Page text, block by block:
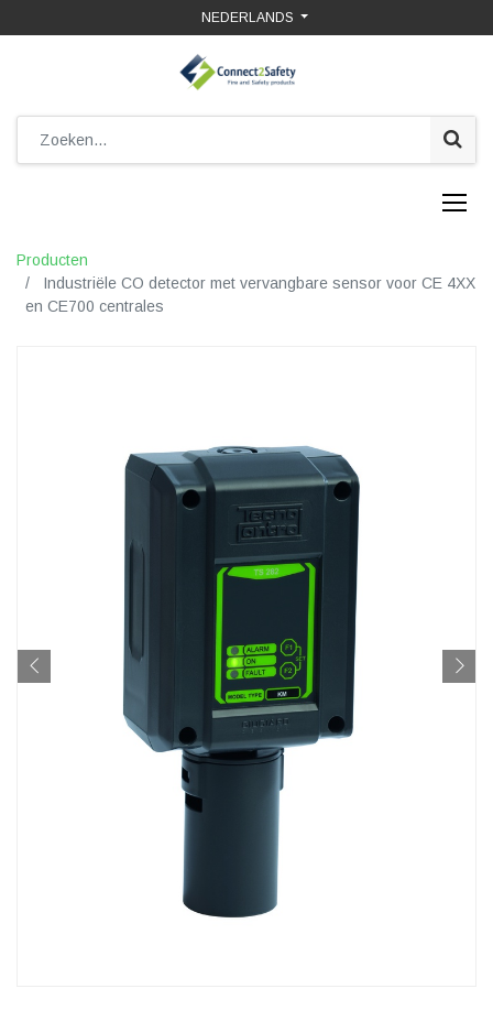
NEDERLANDS
Producten
Industriële CO detector met vervangbare sensor voor CE 4XX
en CE700 centrales